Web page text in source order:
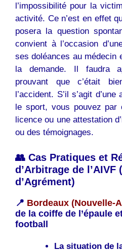
l’impossibilité pour la
activité. Ce n’est en effet
posera la question
convient à l’occasion
ses doléances au médecin
la demande. Il faudra
prouvant que c’était
l’accident. S’il s’agit
le sport, vous pouvez par
licence ou une attestation
ou des témoignages.
👥 Cas Pratiques et
d’Arbitrage de l’AIVF
d’Agrément)
📍 Bordeaux (Nouvelle-
de la coiffe de l’épaule
football
La situation de